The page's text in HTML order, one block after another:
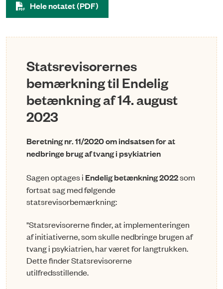
Hele notatet (PDF)
Statsrevisorernes
bemærkning til Endelig
betænkning af 14. august
2023
Beretning nr. 11/2020 om indsatsen for at
nedbringe brug af tvang i psykiatrien
Sagen optages i Endelig betænkning 2022som
fortsat sag med følgende
statsrevisorbemærkning:
"Statsrevisorerne finder, at implementeringen
af initiativerne, som skulle nedbringe brugen af
tvang i psykiatrien, har været for langtrukken.
Dette finder Statsrevisorerne
utilfredsstillende.